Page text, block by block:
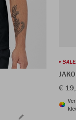
SALE!
€